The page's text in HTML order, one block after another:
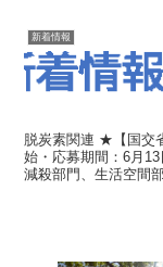
新着情報
脱炭素関連 ★【国交省】第３回グリーンインフラ大賞の募集を開
始・応募期間：6月
減殺部門、生活空間